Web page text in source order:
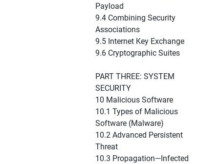
Payload
9.4 Combining Security
Associations
9.5 Internet Key Exchange
9.6 Cryptographic Suites
PART THREE: SYSTEM
SECURITY
10 Malicious Software
10.1 Types of Malicious
Software (Malware)
10.2 Advanced Persistent
Threat
10.3 Propagation—Infected